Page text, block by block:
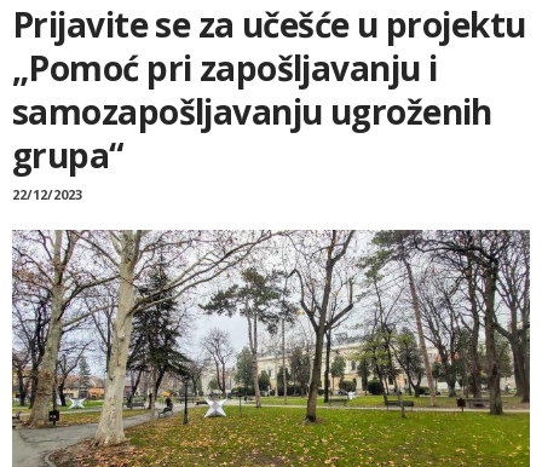
Prijavite se za učešće u projektu
„Pomoć pri zapošljavanju i
samozapošljavanju ugroženih
grupa“
22/12/2023